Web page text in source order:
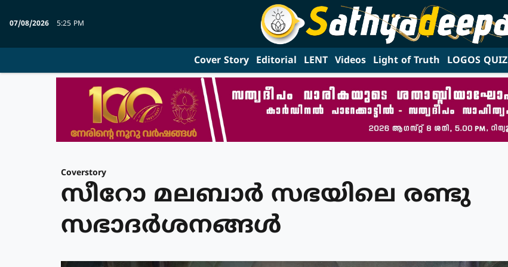
07/08/2026 5:25 PM
Cover Story Editorial LENT Videos Light of Truth LOGOS QUIZ
Coverstory
സീറോ മലബാര്‍ സഭയിലെ രണ്ടു
സഭാദര്‍ശനങ്ങള്‍